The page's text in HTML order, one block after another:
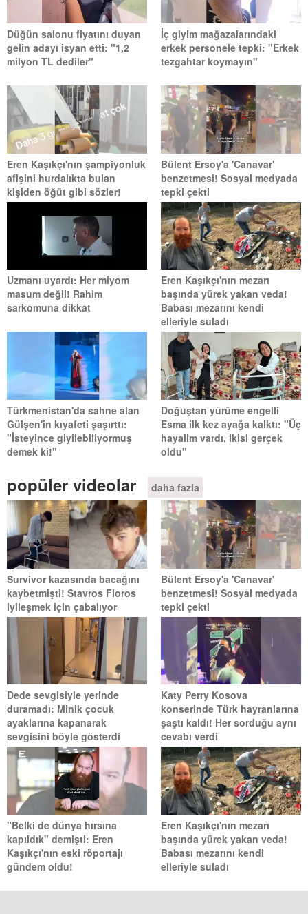
Düğün salonu fiyatını duyan
gelin adayı isyan etti: "1,2
milyon TL dediler"
İç giyim mağazalarındaki
erkek personele tepki: "Erkek
tezgahtar koymayın"
Eren Kaşıkçı'nın şampiyonluk
afişini hurdalıkta bulan
kişiden öğüt gibi sözler!
Bülent Ersoy'a 'Canavar'
benzetmesi! Sosyal medyada
tepki çekti
Uzmanı uyardı: Her miyom
masum değil! Rahim
sarkomuna dikkat
Eren Kaşıkçı'nın mezarı
başında yürek yakan veda!
Babası mezarını kendi
elleriyle suladı
Türkmenistan'da sahne alan
Gülşen'in kıyafeti şaşırttı:
"İsteyince giyilebiliyormuş
demek ki!"
Doğuştan yürüme engelli
Esma ilk kez ayağa kalktı: "Üç
hayalim vardı, ikisi gerçek
oldu"
popüler videolar daha fazla
Survivor kazasında bacağını
kaybetmişti! Stavros Floros
iyileşmek için çabalıyor
Bülent Ersoy'a 'Canavar'
benzetmesi! Sosyal medyada
tepki çekti
Dede sevgisiyle yerinde
duramadı: Minik çocuk
ayaklarına kapanarak
sevgisini böyle gösterdi
Katy Perry Kosova
konserinde Türk hayranlarına
şaştı kaldı! Her sorduğu aynı
cevabı verdi
"Belki de dünya hırsına
kapıldık" demişti: Eren
Kaşıkçı'nın eski röportajı
gündem oldu!
Eren Kaşıkçı'nın mezarı
başında yürek yakan veda!
Babası mezarını kendi
elleriyle suladı